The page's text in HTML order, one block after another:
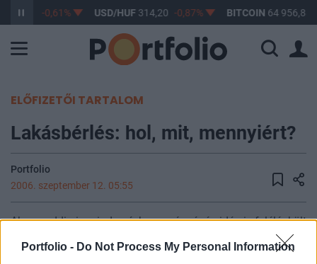
Portfolio - Do Not Process My Personal Information
363,17 -0,61% USD/HUF 314,20 -0,87% BITCOIN 64 956,88
ELŐFIZETŐI TARTALOM
Lakásbérlés: hol, mit, mennyiért?
Portfolio
2006. szeptember 12. 05:55
Ahogy eddig is minden évben, nyár végén idén is felélénkült
keresnek maguknak ideiglenes otthont. A legtöbben